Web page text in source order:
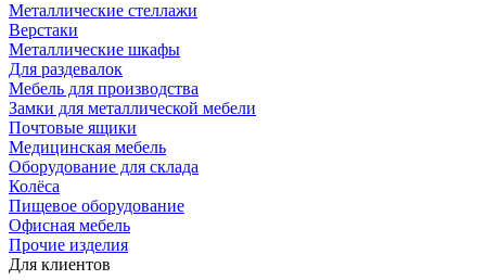
Металлические стеллажи
Верстаки
Металлические шкафы
Для раздевалок
Мебель для производства
Замки для металлической мебели
Почтовые ящики
Медицинская мебель
Оборудование для склада
Колёса
Пищевое оборудование
Офисная мебель
Прочие изделия
Для клиентов